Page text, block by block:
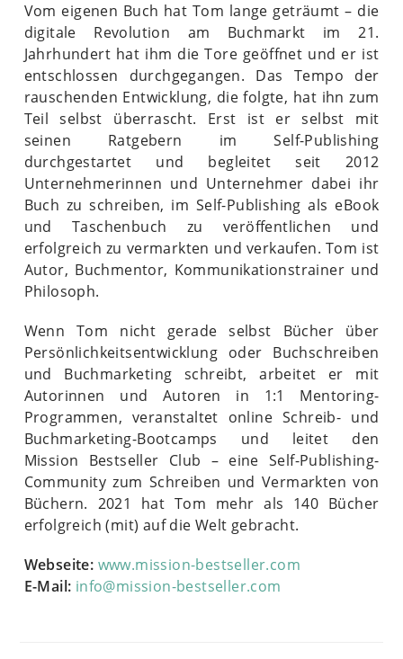
Vom eigenen Buch hat Tom lange geträumt – die
digitale Revolution am Buchmarkt im 21.
Jahrhundert hat ihm die Tore geöffnet und er ist
entschlossen durchgegangen. Das Tempo der
rauschenden Entwicklung, die folgte, hat ihn zum
Teil selbst überrascht. Erst ist er selbst mit
seinen Ratgebern im Self-Publishing
durchgestartet und begleitet seit 2012
Unternehmerinnen und Unternehmer dabei ihr
Buch zu schreiben, im Self-Publishing als eBook
und Taschenbuch zu veröffentlichen und
erfolgreich zu vermarkten und verkaufen. Tom ist
Autor, Buchmentor, Kommunikationstrainer und
Philosoph.
Wenn Tom nicht gerade selbst Bücher über
Persönlichkeitsentwicklung oder Buchschreiben
und Buchmarketing schreibt, arbeitet er mit
Autorinnen und Autoren in 1:1 Mentoring-
Programmen, veranstaltet online Schreib- und
Buchmarketing-Bootcamps und leitet den
Mission Bestseller Club – eine Self-Publishing-
Community zum Schreiben und Vermarkten von
Büchern. 2021 hat Tom mehr als 140 Bücher
erfolgreich (mit) auf die Welt gebracht.
Webseite: www.mission-bestseller.com
E-Mail: info@mission-bestseller.com